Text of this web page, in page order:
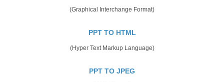
(Graphical Interchange Format)
PPT TO HTML
(Hyper Text Markup Language)
PPT TO JPEG